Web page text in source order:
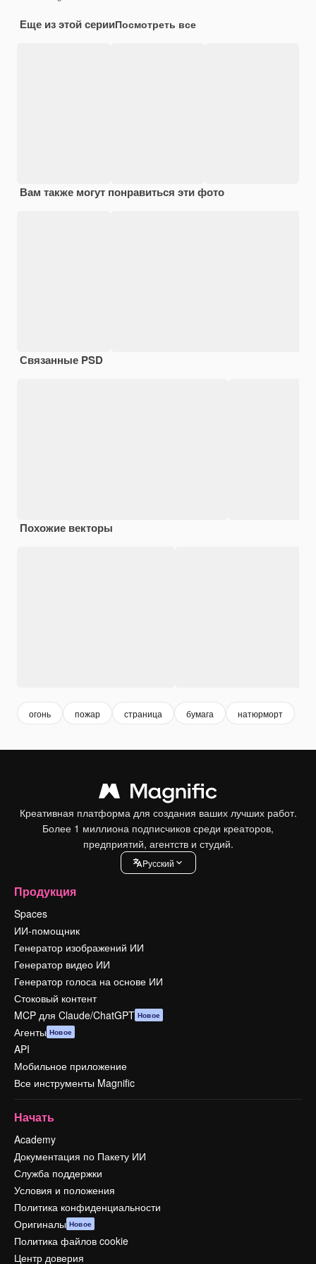
Еще из этой серииПосмотреть все
Вам также могут понравиться эти фото
Связанные PSD
Похожие векторы
огонь пожар страница бумага натюрморт
Креативная платформа для создания ваших лучших работ.
Более 1 миллиона подписчиков среди креаторов,
предприятий, агентств и студий.
Pусский
Продукция
Spaces
ИИ-помощник
Генератор изображений ИИ
Генератор видео ИИ
Генератор голоса на основе ИИ
Стоковый контент
MCP для Claude/ChatGPT Новое
Агенты Новое
API
Мобильное приложение
Все инструменты Magnific
Начать
Academy
Документация по Пакету ИИ
Служба поддержки
Условия и положения
Политика конфиденциальности
Оригиналы Новое
Политика файлов cookie
Центр доверия